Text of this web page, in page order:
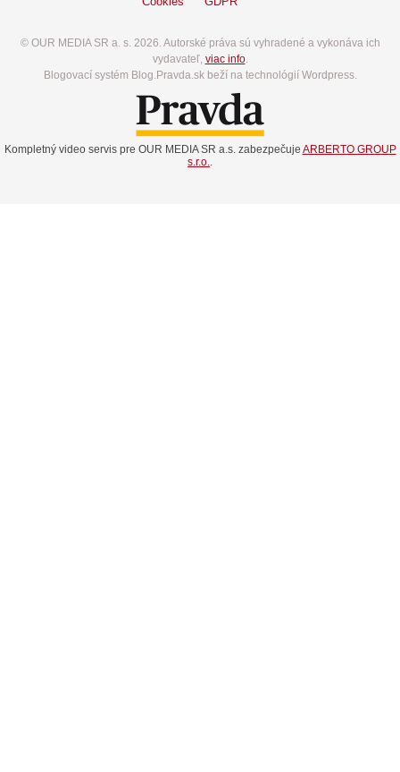
© OUR MEDIA SR a. s. 2026. Autorské práva sú vyhradené a vykonáva ich
vydavateľ, viac info.
Blogovací systém Blog.Pravda.sk beží na technológií Wordpress.
Kompletný video servis pre OUR MEDIA SR a.s. zabezpečuje ARBERTO GROUP
s.r.o.